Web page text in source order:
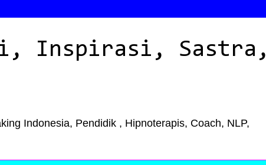
Inspirasi, Sastra,
Indonesia, Pendidik , Hipnoterapis, Coach, NLP,